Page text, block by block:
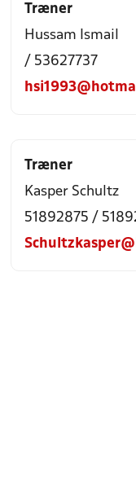
Træner
Hussam Ismail
/ 53627737
Træner
Kasper Schultz
51892875 /